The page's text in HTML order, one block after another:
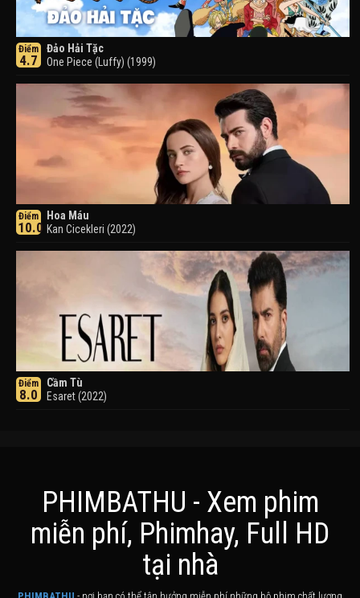
Điểm
4.7
Đảo Hải Tặc
One Piece (Luffy) (1999)
Điểm
10.0
Hoa Máu
Kan Cicekleri (2022)
Điểm
8.0
Cầm Tù
Esaret (2022)
Khuyển Dạ Xoa
PHIMBATHU - Xem phim
miễn phí, Phimhay, Full HD
tại nhà